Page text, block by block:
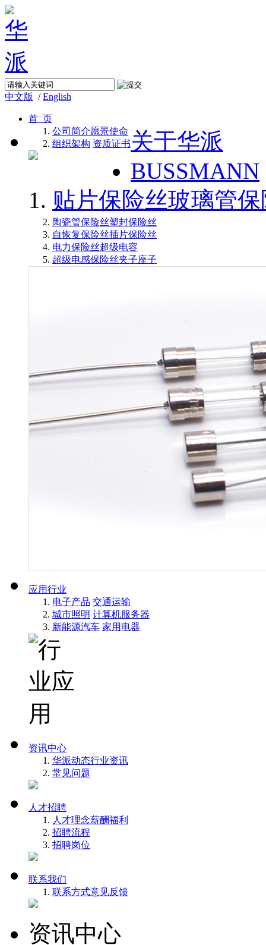
中文版 /English
首 页
关于华派
公司简介愿景使命
组织架构 资质证书
BUSSMANN
贴片保险丝玻璃管
陶瓷管保险丝塑封保险丝
自恢复保险丝插片保险丝
电力保险丝超级电容
超级电感保险丝夹子座子
应用行业
电子产品 交通运输
城市照明 计算机服务器
新能源汽车 家用电器
资讯中心
华派动态行业资讯
常见问题
人才招聘
人才理念薪酬福利
招聘流程
招聘岗位
联系我们
联系方式意见反馈
资讯中心